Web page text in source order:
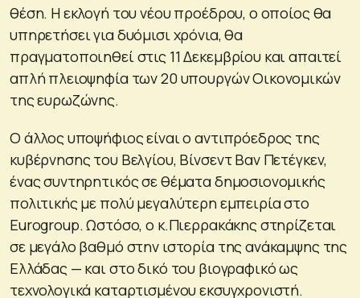
θέση. Η εκλογή του νέου προέδρου, ο οποίος θα
υπηρετήσει για δυόμισι χρόνια, θα
πραγματοποιηθεί στις 11 Δεκεμβρίου και απαιτεί
απλή πλειοψηφία των 20 υπουργών Οικονομικών
της ευρωζώνης.
Ο άλλος υποψήφιος είναι ο αντιπρόεδρος της
κυβέρνησης του Βελγίου, Βίνσεντ Βαν Πετέγκεν,
ένας συντηρητικός σε θέματα δημοσιονομικής
πολιτικής με πολύ μεγαλύτερη εμπειρία στο
Eurogroup. Ωστόσο, ο κ.Πιερρακάκης στηρίζεται
σε μεγάλο βαθμό στην ιστορία της ανάκαμψης της
Ελλάδας — και στο δικό του βιογραφικό ως
τεχνολογικά καταρτισμένου εκσυγχρονιστή.